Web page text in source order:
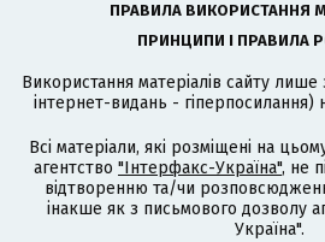
ПРАВИЛА ВИКОРИСТАННЯ
ПРИНЦИПИ І ПРАВИЛА
Використання матеріалів сайту
інтернет-видань - гіперпосилання)
Всі матеріали, які розміщені на
агентство "Інтерфакс-Україна", не
відтворенню та/чи
інакше як з письмового дозволу
Україна".